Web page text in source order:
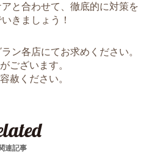
と合わせて、徹底的に対策を
きましょう！
ン各店にてお求めください。
ございます。
赦ください。
連記事